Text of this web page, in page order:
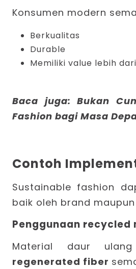
Konsumen modern
Berkualitas
Durable
Memiliki value lebih
Baca juga:Bukan
Fashion bagi Masa
Contoh
Sustainable fashion
baik oleh brand
Penggunaan recycled
Material daur
regenerated fiber